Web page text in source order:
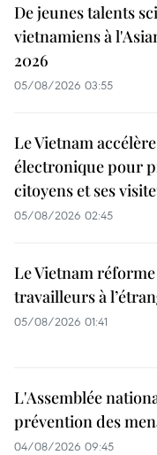
De jeunes talents
vietnamiens à
2026
05/08/2026 03:55
Le Vietnam
électronique pour
citoyens et ses
05/08/2026 02:45
Le Vietnam
travailleurs à
05/08/2026 01:41
L'Assemblée
prévention des
04/08/2026 09:45